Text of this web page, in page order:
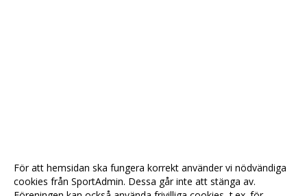
För att hemsidan ska fungera korrekt använder vi nödvändiga
cookies från SportAdmin. Dessa går inte att stänga av.